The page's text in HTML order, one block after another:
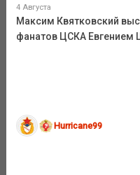
4 Августа
Максим Квятковский
фанатов ЦСКА
Hurricane99